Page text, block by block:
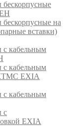
на
вставки)
кабельным
кабельным
EXIA
кабельным
с
EXIA